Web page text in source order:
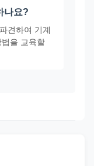
나요?
견하여 기계
을 교육할